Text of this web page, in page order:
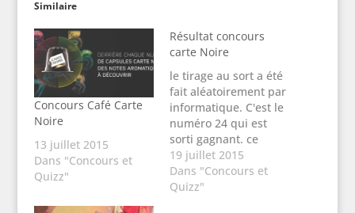
Similaire
Concours Café Carte
Noire
13 juillet 2015
Dans "Concours et
Quizz"
Résultat concours
carte Noire
le tirage au sort a été
fait aléatoirement par
informatique. C'est le
numéro 24 qui est
sorti gagnant. ce
numéro correspond
au commentaire de
Nymphée. C'est donc
19 juillet 2015
Dans "Concours et
Quizz"